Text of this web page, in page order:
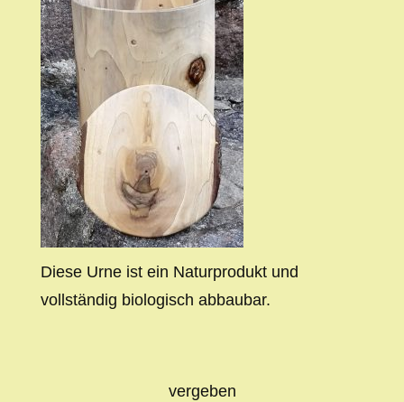
Diese Urne ist ein Naturprodukt und
vollständig biologisch abbaubar.
vergeben